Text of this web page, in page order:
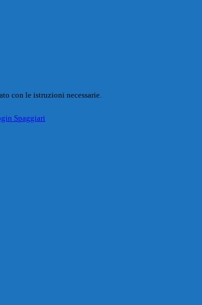
con le istruzioni necessarie.
Spaggiari